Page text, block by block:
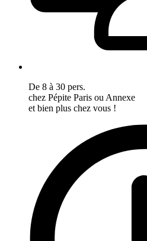
De 8 à 30 pers.
chez Pépite Paris ou Annexe
et bien plus chez vous !